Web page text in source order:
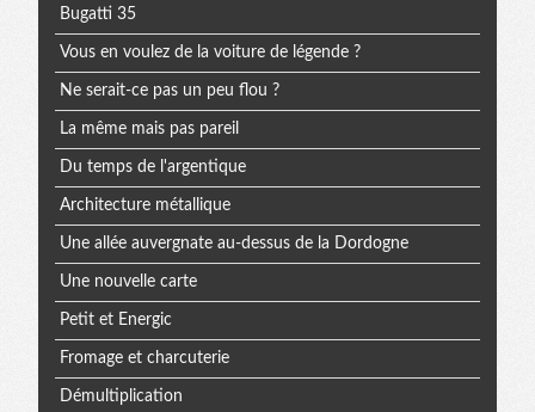
Bugatti 35
Vous en voulez de la voiture de légende ?
Ne serait-ce pas un peu flou ?
La même mais pas pareil
Du temps de l'argentique
Architecture métallique
Une allée auvergnate au-dessus de la Dordogne
Une nouvelle carte
Petit et Energic
Fromage et charcuterie
Démultiplication